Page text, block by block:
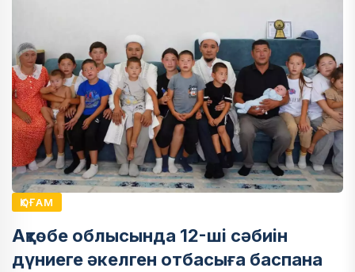
ҚОҒАМ
Ақтөбе облысында 12-ші сәбиін
дүниеге әкелген отбасыға баспана